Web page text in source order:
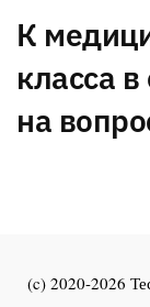
К
класса в
на
(c) 2020-2026